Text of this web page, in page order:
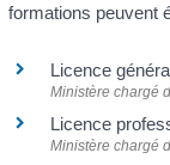
formations peuvent
Licence
Ministère chargé
Licence
Ministère chargé